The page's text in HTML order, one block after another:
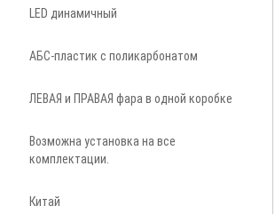
LED динамичный
АБС-пластик с поликарбонатом
ЛЕВАЯ и ПРАВАЯ фара в одной коробке
Возможна установка на все
комплектации.
Китай